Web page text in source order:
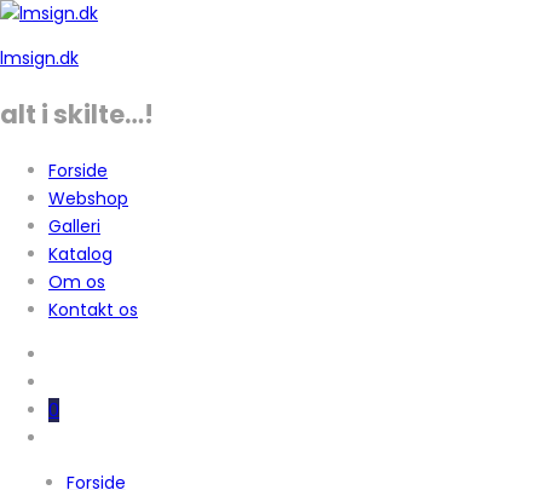
lmsign.dk
alt i skilte…!
Forside
Webshop
Galleri
Katalog
Om os
Kontakt os
0
Forside